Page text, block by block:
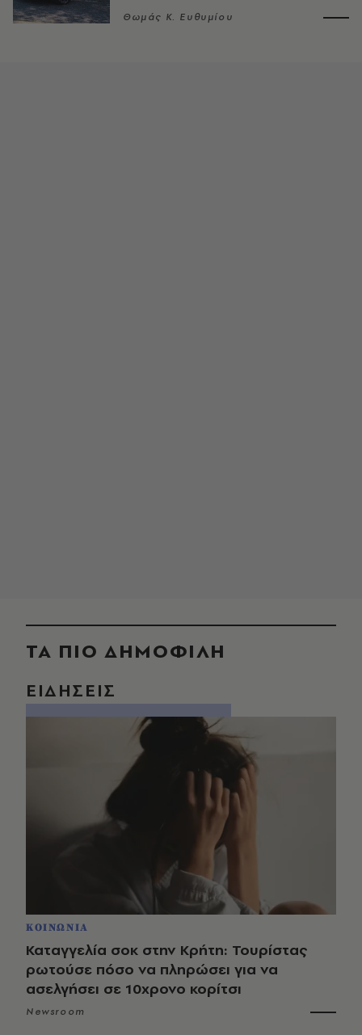
Θωμάς K. Ευθυμίου
ΤΑ ΠΙΟ ΔΗΜΟΦΙΛΗ
ΕΙΔΗΣΕΙΣ
ΚΟΙΝΩΝΙΑ
Καταγγελία σοκ στην Κρήτη: Τουρίστας
ρωτούσε πόσο να πληρώσει για να
ασελγήσει σε 10χρονο κορίτσι
Newsroom